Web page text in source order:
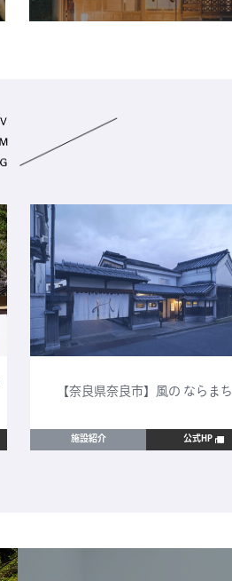
【奈良県奈良市】風の ならまち
施設紹介 公式HP